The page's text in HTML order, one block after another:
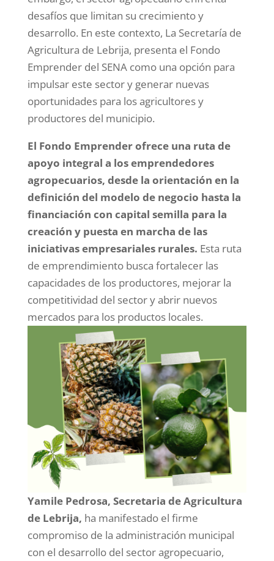
desafíos que limitan su crecimiento y
desarrollo. En este contexto, La Secretaría de
Agricultura de Lebrija, presenta el Fondo
Emprender del SENA como una opción para
impulsar este sector y generar nuevas
oportunidades para los agricultores y
productores del municipio.
El Fondo Emprender ofrece una ruta de
apoyo integral a los emprendedores
agropecuarios, desde la orientación en la
definición del modelo de negocio hasta la
financiación con capital semilla para la
creación y puesta en marcha de las
iniciativas empresariales rurales. Esta ruta
de emprendimiento busca fortalecer las
capacidades de los productores, mejorar la
competitividad del sector y abrir nuevos
mercados para los productos locales.
Yamile Pedrosa, Secretaria de Agricultura
de Lebrija, ha manifestado el firme
compromiso de la administración municipal
con el desarrollo del sector agropecuario,